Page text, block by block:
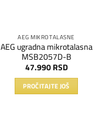
AEG MIKROTALASNE
AEG ugradna mikrotalasna
MSB2057D-B
47.990 RSD
PROČITAJTE JOŠ